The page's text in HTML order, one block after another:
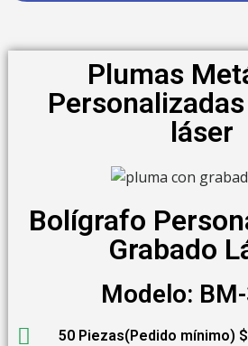
Plumas
láser
Bolígrafo
Grabado
Modelo:
50 Piezas(Pedido mínimo)